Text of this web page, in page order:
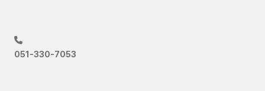
051-330-7053